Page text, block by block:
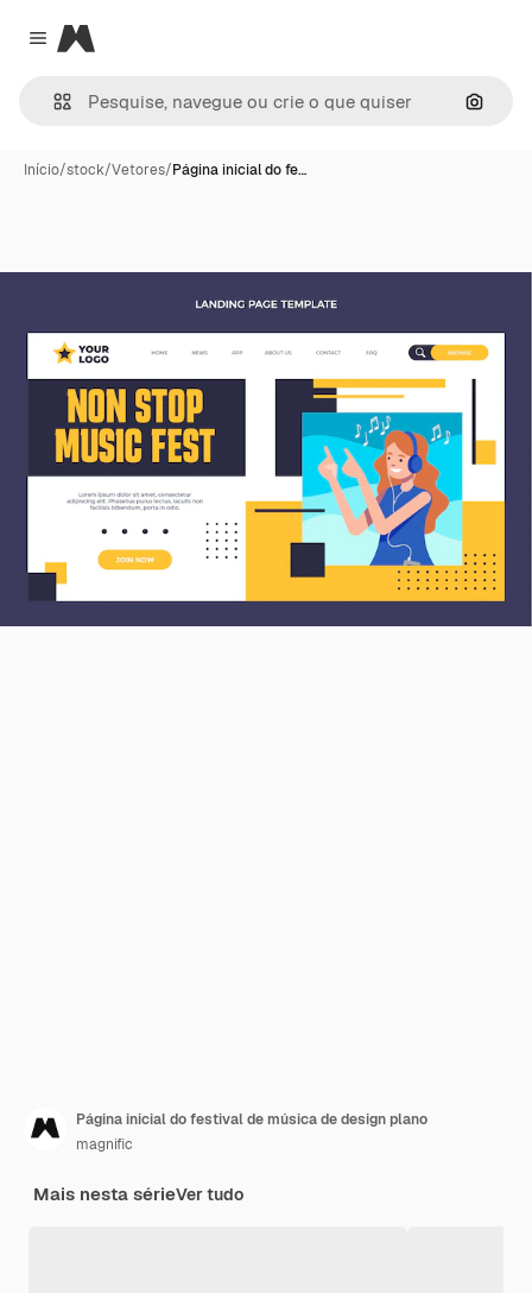
Close menu
Magnific
Início/stock/Vetores/Página inicial do fe…
Página inicial do festival de música de design plano
magnific
Mais nesta sérieVer tudo